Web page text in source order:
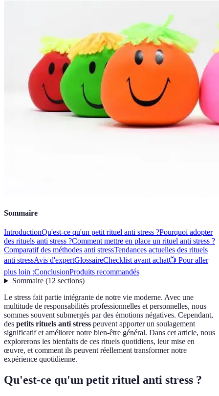
Sommaire
IntroductionQu'est-ce qu'un petit rituel anti stress ?Pourquoi adopter
des rituels anti stress ?Comment mettre en place un rituel anti stress ?
Comparatif des méthodes anti stressTendances actuelles des rituels
anti stressAvis d'expertGlossaireChecklist avant achat📺 Pour aller
plus loin :ConclusionProduits recommandés
Sommaire(12 sections)
Le stress fait partie intégrante de notre vie moderne. Avec une
multitude de responsabilités professionnelles et personnelles, nous
sommes souvent submergés par des émotions négatives. Cependant,
des petits rituels anti stress peuvent apporter un soulagement
significatif et améliorer notre bien-être général. Dans cet article, nous
explorerons les bienfaits de ces rituels quotidiens, leur mise en
œuvre, et comment ils peuvent réellement transformer notre
expérience quotidienne.
Qu'est-ce qu'un petit rituel anti stress ?